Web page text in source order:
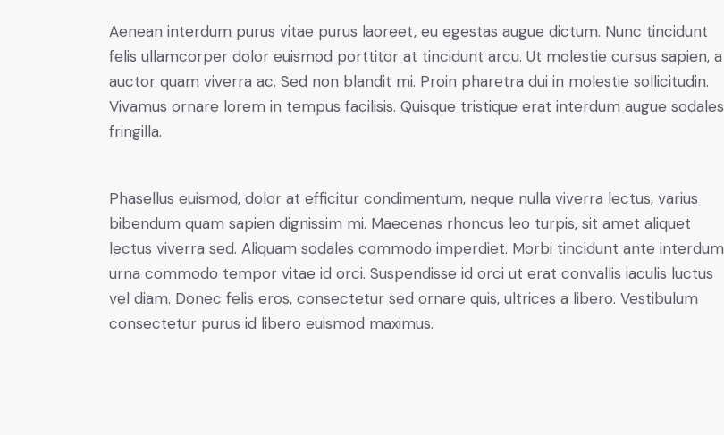
Aenean interdum purus vitae purus laoreet, eu egestas augue dictum. Nunc tincidunt
felis ullamcorper dolor euismod porttitor at tincidunt arcu. Ut molestie cursus sapien, a
auctor quam viverra ac. Sed non blandit mi. Proin pharetra dui in molestie sollicitudin.
Vivamus ornare lorem in tempus facilisis. Quisque tristique erat interdum augue sodales
fringilla.
Phasellus euismod, dolor at efficitur condimentum, neque nulla viverra lectus, varius
bibendum quam sapien dignissim mi. Maecenas rhoncus leo turpis, sit amet aliquet
lectus viverra sed. Aliquam sodales commodo imperdiet. Morbi tincidunt ante interdum
urna commodo tempor vitae id orci. Suspendisse id orci ut erat convallis iaculis luctus
vel diam. Donec felis eros, consectetur sed ornare quis, ultrices a libero. Vestibulum
consectetur purus id libero euismod maximus.